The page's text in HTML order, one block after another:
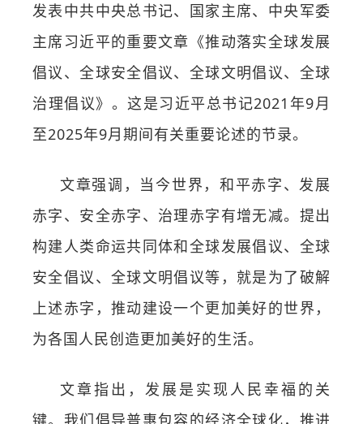
发表中共中央总书记、国家主席、中央军委
主席习近平的重要文章《推动落实全球发展
倡议、全球安全倡议、全球文明倡议、全球
治理倡议》。这是习近平总书记2021年9月
至2025年9月期间有关重要论述的节录。
文章强调，当今世界，和平赤字、发展
赤字、安全赤字、治理赤字有增无减。提出
构建人类命运共同体和全球发展倡议、全球
安全倡议、全球文明倡议等，就是为了破解
上述赤字，推动建设一个更加美好的世界，
为各国人民创造更加美好的生活。
文章指出，发展是实现人民幸福的关
键。我们倡导普惠包容的经济全球化，推进